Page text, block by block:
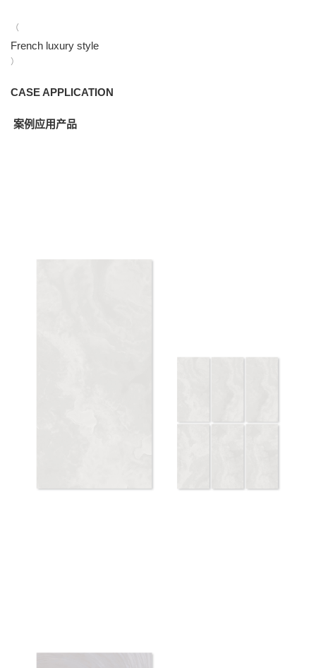
（
French luxury style
）
CASE APPLICATION
案例应用产品